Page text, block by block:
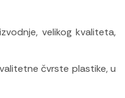
velikog kvaliteta,
čvrste plastike, u